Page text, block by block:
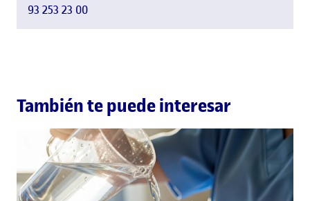
93 253 23 00
También te puede interesar